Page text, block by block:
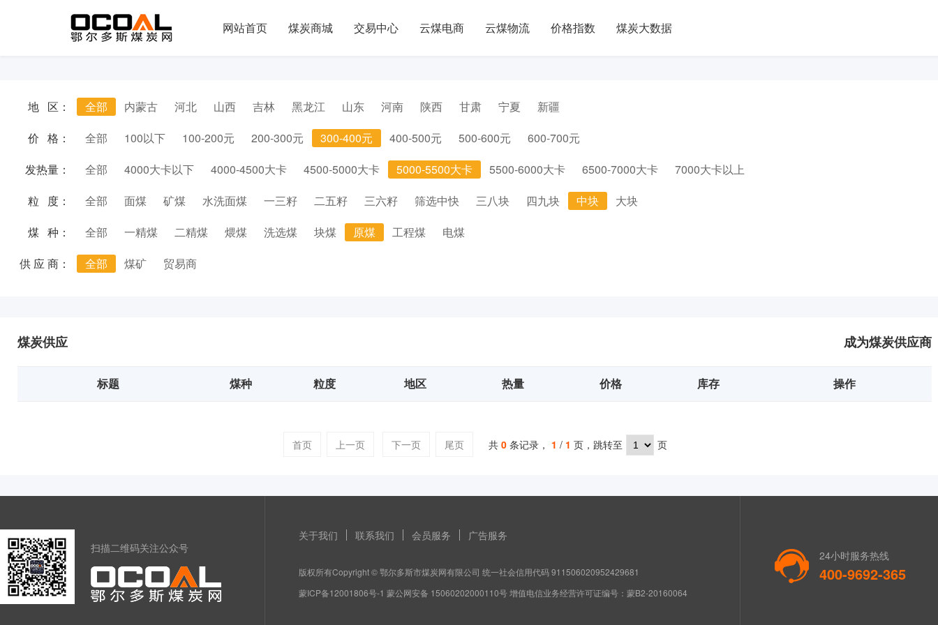
网站首页 煤炭商城 交易中心 云煤电商 云煤物流 价格指数 煤炭大数据
地 区： 全部 内蒙古 河北 山西 吉林 黑龙江 山东 河南 陕西 甘肃 宁夏
新疆
价 格：
全部 100以下 100-200元 200-300元 300-400元 400-500元 500-600元
600-700元
发热量：
全部 4000大卡以下 4000-4500大卡 4500-5000大卡 5000-5500大卡 5500-6000大卡 6500-7000大卡
7000大卡以上
粒 度：
全部 面煤 矿煤 水洗面煤 一三籽 二五籽 三六籽 筛选中快 三八块 四九块 中块
大块
煤 种：
全部 一精煤 二精煤 煨煤 洗选煤 块煤 原煤 工程煤
电煤
供 应 商：
全部 煤矿 贸易商
成为煤炭供应商
煤炭供应
标题 煤种 粒度 地区 热量 价格 库存 操作
首页 上一页 下一页 尾页 共 0 条记录， 1 / 1 页，跳转至 页
扫描二维码关注公众号
关于我们 联系我们 会员服务 广告服务
版权所有Copyright © 鄂尔多斯市煤炭网有限公司 统一社会信用代码 911506020952429681
蒙ICP备12001806号-1 蒙公网安备 15060202000110号 增值电信业务经营许可证编号：蒙B2-20160064
24小时服务热线
400-9692-365